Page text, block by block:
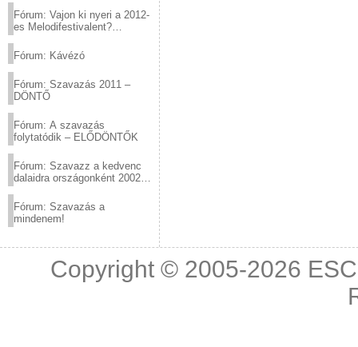
Fórum: Vajon ki nyeri a 2012-
es Melodifestivalent?
Fórum: Kávézó
Fórum: Szavazás 2011 –
DÖNTŐ
Fórum: A szavazás
folytatódik – ELŐDÖNTŐK
Fórum: Szavazz a kedvenc
dalaidra országonként 2002
Fórum: Szavazás a
mindenem!
Copyright © 2005-2026